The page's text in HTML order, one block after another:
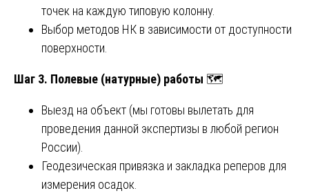
точек на каждую типовую колонну.
Выбор методов НК в зависимости от доступности
поверхности.
Шаг 3. Полевые (натурные) работы 🗺️
Выезд на объект (мы готовы вылетать для
проведения данной экспертизы в любой регион
России).
Геодезическая привязка и закладка реперов для
измерения осадок.